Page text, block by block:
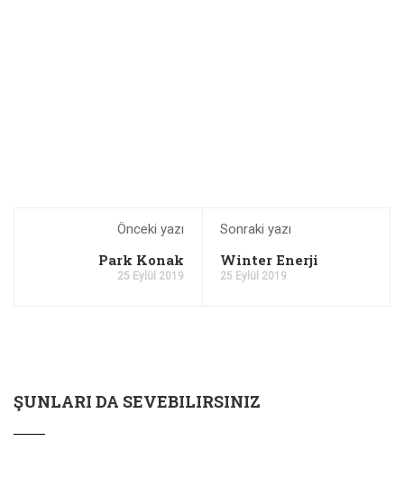
Önceki yazı
Park Konak
25 Eylül 2019
Sonraki yazı
Winter Enerji
25 Eylül 2019
ŞUNLARI DA SEVEBILIRSINIZ